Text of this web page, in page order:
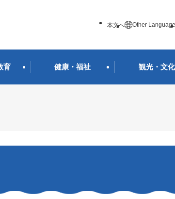
本文へ Other
育 健康・福祉 観光・文化